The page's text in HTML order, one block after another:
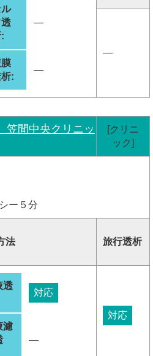
―
:
―
―
間中央クリニッ
[クリニ
ック]
ー５分
法 旅行透析
透
対応
濾
―
対応